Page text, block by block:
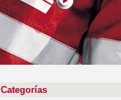
Categorías